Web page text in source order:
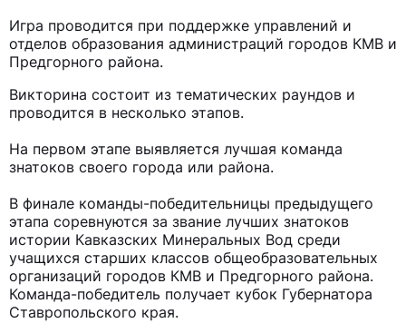
Игра проводится при поддержке управлений и
отделов образования администраций городов КМВ и
Предгорного района.
Викторина состоит из тематических раундов и
проводится в несколько этапов.
На первом этапе выявляется лучшая команда
знатоков своего города или района.
В финале команды-победительницы предыдущего
этапа соревнуются за звание лучших знатоков
истории Кавказских Минеральных Вод среди
учащихся старших классов общеобразовательных
организаций городов КМВ и Предгорного района.
Команда-победитель получает кубок Губернатора
Ставропольского края.